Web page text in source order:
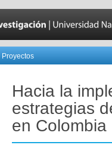
Proyectos
Hacia la
estrategias
en Colombia